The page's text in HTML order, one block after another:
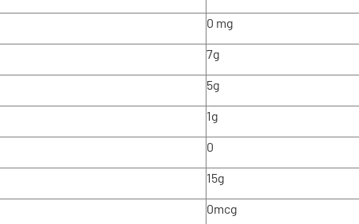
0 mg
7g
5g
1g
0
15g
0mcg